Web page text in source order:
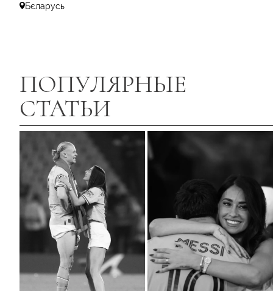
Бєларусь
ПОПУЛЯРНЫЕ
СТАТЬИ